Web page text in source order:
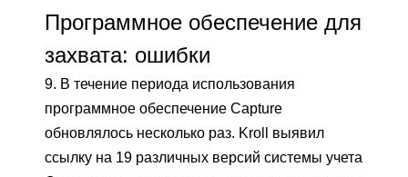
Программное обеспечение для
захвата: ошибки
9. В течение периода использования
программное обеспечение Capture
обновлялось несколько раз. Kroll выявил
ссылку на 19 различных версий системы учета